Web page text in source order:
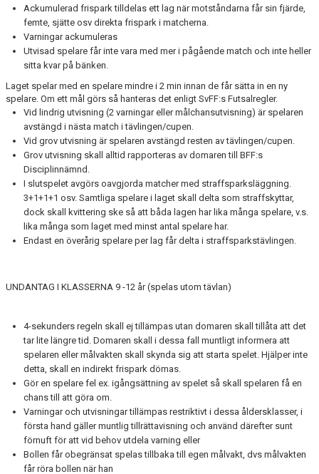
Ackumulerad frispark tilldelas ett lag när motståndarna får sin fjärde,
femte, sjätte osv direkta frispark i matcherna.
Varningar ackumuleras
Utvisad spelare får inte vara med mer i pågående match och inte heller
sitta kvar på bänken.
Laget spelar med en spelare mindre i 2 min innan de får sätta in en ny
spelare. Om ett mål görs så hanteras det enligt SvFF:s Futsalregler.
Vid lindrig utvisning (2 varningar eller målchansutvisning) är spelaren
avstängd i nästa match i tävlingen/cupen.
Vid grov utvisning är spelaren avstängd resten av tävlingen/cupen.
Grov utvisning skall alltid rapporteras av domaren till BFF:s
Disciplinnämnd.
I slutspelet avgörs oavgjorda matcher med straffsparksläggning.
3+1+1+1 osv. Samtliga spelare i laget skall delta som straffskyttar,
dock skall kvittering ske så att båda lagen har lika många spelare, v.s.
lika många som laget med minst antal spelare har.
Endast en överårig spelare per lag får delta i straffsparkstävlingen.
UNDANTAG I KLASSERNA 9 -12 år (spelas utom tävlan)
4-sekunders regeln skall ej tillämpas utan domaren skall tillåta att det
tar lite längre tid. Domaren skall i dessa fall muntligt informera att
spelaren eller målvakten skall skynda sig att starta spelet. Hjälper inte
detta, skall en indirekt frispark dömas.
Gör en spelare fel ex. igångsättning av spelet så skall spelaren få en
chans till att göra om.
Varningar och utvisningar tillämpas restriktivt i dessa åldersklasser, i
första hand gäller muntlig tillrättavisning och använd därefter sunt
förnuft för att vid behov utdela varning eller
Bollen får obegränsat spelas tillbaka till egen målvakt, dvs målvakten
får röra bollen när han